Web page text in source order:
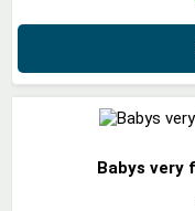
Babys very